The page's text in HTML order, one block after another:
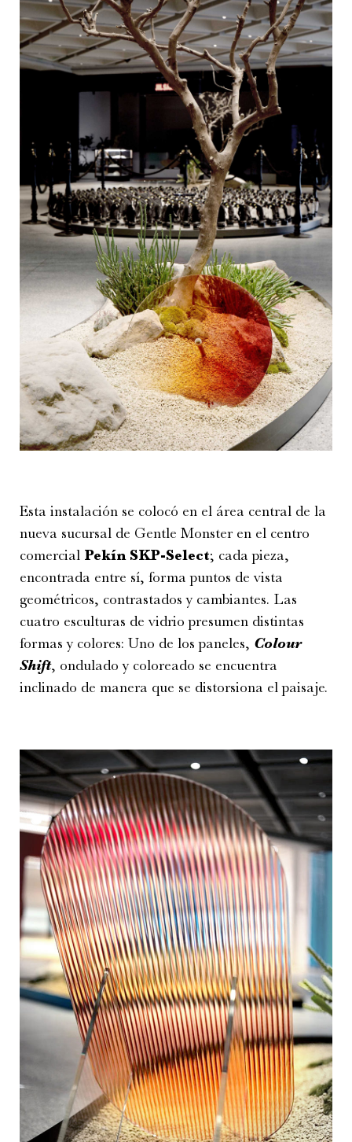
Esta instalación se colocó en el área central de la
nueva sucursal de Gentle Monster en el centro
comercial Pekín SKP-Select; cada pieza,
encontrada entre sí, forma puntos de vista
geométricos, contrastados y cambiantes. Las
cuatro esculturas de vidrio presumen distintas
formas y colores: Uno de los paneles, Colour
Shift, ondulado y coloreado se encuentra
inclinado de manera que se distorsiona el paisaje.